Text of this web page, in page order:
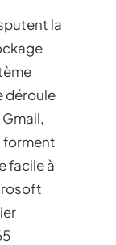
la
déroule
forment
facile à